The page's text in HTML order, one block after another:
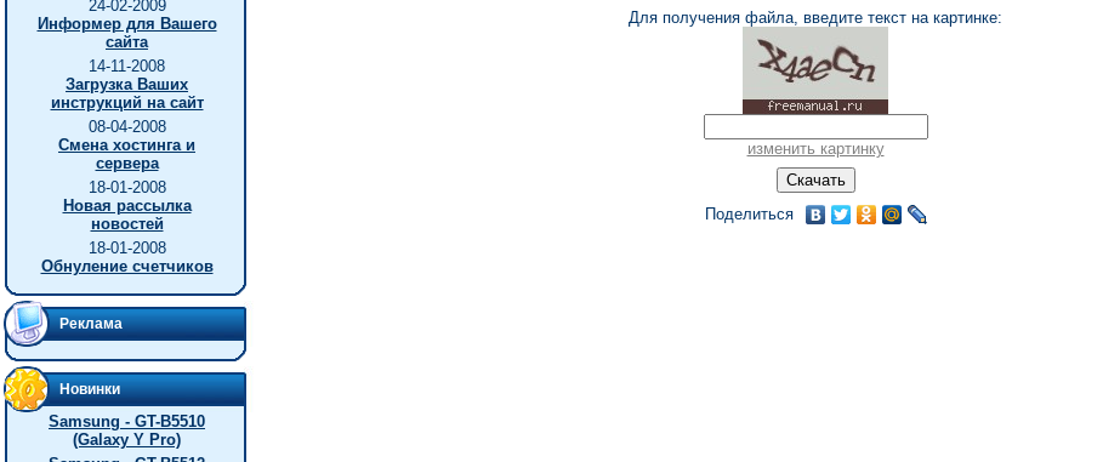
24-02-2009
Информер для Вашего
сайта
14-11-2008
Загрузка Ваших
инструкций на сайт
08-04-2008
Смена хостинга и
сервера
18-01-2008
Новая рассылка
новостей
18-01-2008
Обнуление счетчиков
Реклама
Новинки
Samsung - GT-B5510
(Galaxy Y Pro)
Для получения файла, введите текст на картинке:
изменить картинку
Поделиться